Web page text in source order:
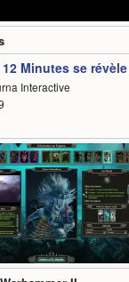
12 Minutes se révèle
Interactive